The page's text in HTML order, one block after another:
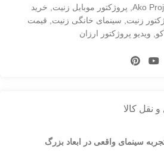
Ako
, پروژکتور موبایل زنیت, خرید
زنیت, سینمای خانگی زنیت, قیمت
, ویدیو پروژکتور ارزان
نقل کالا